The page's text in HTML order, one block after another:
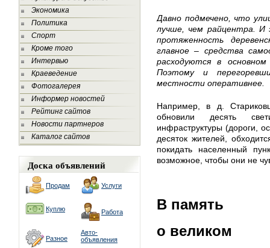
Экономика
Политика
Спорт
Кроме того
Интервью
Краеведение
Фотогалерея
Информер новостей
Рейтинг сайтов
Новости партнеров
Каталог сайтов
Доска объявлений
Продам Услуги
Куплю Работа
Разное
Авто-
объявления
Давно подмечено, что
лучше, чем райцентра. И
протяженность
главное – средства
расходуются в
Поэтому и
местности оперативнее.
Например, в д.
обновили десять
инфраструктуры (дороги,
десяток жителей,
покидать населенный
возможное, чтобы они не
В память
о великом